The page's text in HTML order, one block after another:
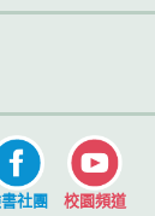
社團 校園頻道